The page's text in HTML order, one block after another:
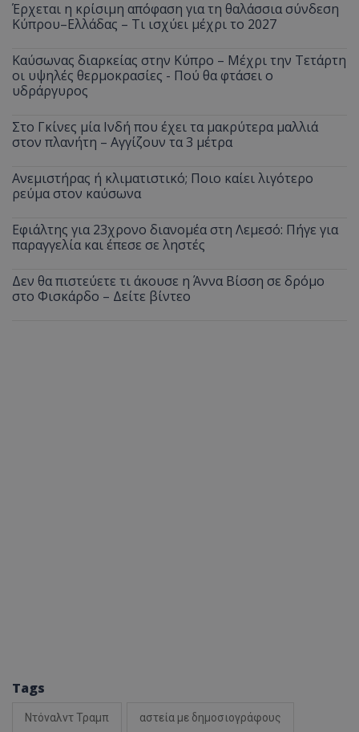
Έρχεται η κρίσιμη απόφαση για τη θαλάσσια σύνδεση
Κύπρου–Ελλάδας – Τι ισχύει μέχρι το 2027
Καύσωνας διαρκείας στην Κύπρο – Μέχρι την Τετάρτη
οι υψηλές θερμοκρασίες - Πού θα φτάσει ο
υδράργυρος
Στο Γκίνες μία Ινδή που έχει τα μακρύτερα μαλλιά
στον πλανήτη – Αγγίζουν τα 3 μέτρα
Ανεμιστήρας ή κλιματιστικό; Ποιο καίει λιγότερο
ρεύμα στον καύσωνα
Εφιάλτης για 23χρονο διανομέα στη Λεμεσό: Πήγε για
παραγγελία και έπεσε σε ληστές
Δεν θα πιστεύετε τι άκουσε η Άννα Βίσση σε δρόμο
στο Φισκάρδο – Δείτε βίντεο
Tags
Ντόναλντ Τραμπ αστεία με δημοσιογράφους